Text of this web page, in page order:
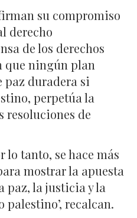
su compromiso
derecho
de los derechos
que ningún plan
paz duradera si
perpetúa la
resoluciones de
lo tanto, se hace más
mostrar la apuesta
paz, la justicia y la
recalcan.